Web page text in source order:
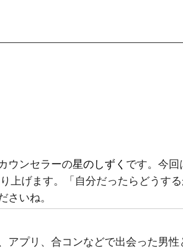
ウンセラーの星のしずく です。今
上げます。「自分だったらどうす
いね。
アプリ、合コンなどで出会った男性